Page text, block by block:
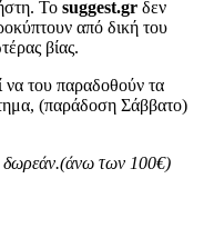
Το suggest.gr δεν
από δική του
βίας.
να του παραδοθούν τα
(παράδοση Σάββατο)
δωρεάν.(άνω των 100€)